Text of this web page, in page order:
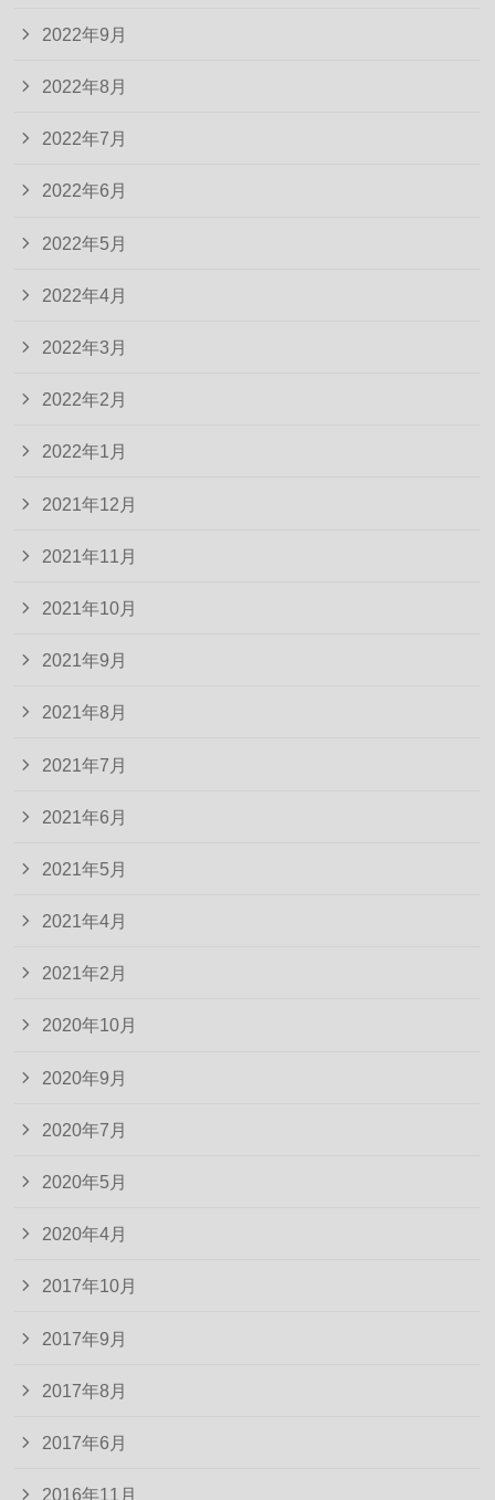
2022年9月
2022年8月
2022年7月
2022年6月
2022年5月
2022年4月
2022年3月
2022年2月
2022年1月
2021年12月
2021年11月
2021年10月
2021年9月
2021年8月
2021年7月
2021年6月
2021年5月
2021年4月
2021年2月
2020年10月
2020年9月
2020年7月
2020年5月
2020年4月
2017年10月
2017年9月
2017年8月
2017年6月
2016年11月